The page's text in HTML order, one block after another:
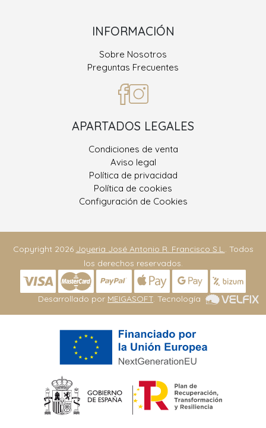
INFORMACIÓN
Sobre Nosotros
Preguntas Frecuentes
APARTADOS LEGALES
Condiciones de venta
Aviso legal
Política de privacidad
Política de cookies
Configuración de Cookies
Copyright 2026 Joyeria José Antonio R. Francisco S.L.. Todos
los derechos reservados.
Desarrollado por MEIGASOFT . Tecnología